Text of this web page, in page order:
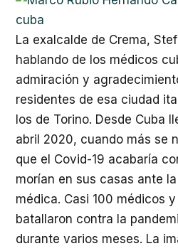
La exalcalde de Crema,
hablando de los médicos
admiración y
residentes de esa ciudad
los de Torino. Desde Cuba
abril 2020, cuando más se
que el Covid-19 acabaría
morían en sus casas ante
médica. Casi 100 médicos
batallaron contra la
durante varios meses. La